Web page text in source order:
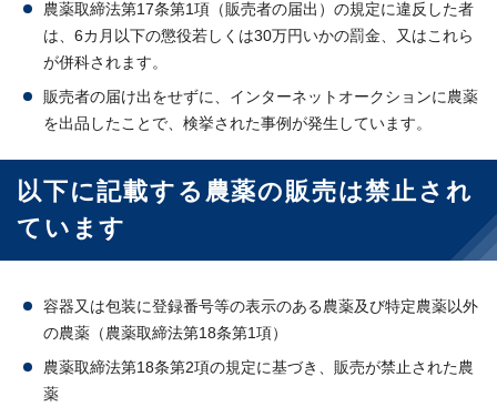
農薬取締法第17条第1項（販売者の届出）の規定に違反した者
は、6カ月以下の懲役若しくは30万円いかの罰金、又はこれら
が併科されます。
販売者の届け出をせずに、インターネットオークションに農薬
を出品したことで、検挙された事例が発生しています。
以下に記載する農薬の販売は禁止され
ています
容器又は包装に登録番号等の表示のある農薬及び特定農薬以外
の農薬（農薬取締法第18条第1項）
農薬取締法第18条第2項の規定に基づき、販売が禁止された農
薬